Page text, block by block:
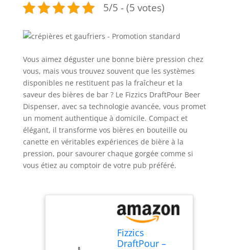
5/5 - (5 votes)
Vous aimez déguster une bonne bière pression chez
vous, mais vous trouvez souvent que les systèmes
disponibles ne restituent pas la fraîcheur et la
saveur des bières de bar ? Le Fizzics DraftPour Beer
Dispenser, avec sa technologie avancée, vous promet
un moment authentique à domicile. Compact et
élégant, il transforme vos bières en bouteille ou
canette en véritables expériences de bière à la
pression, pour savourer chaque gorgée comme si
vous étiez au comptoir de votre pub préféré.
Fizzics
DraftPour –